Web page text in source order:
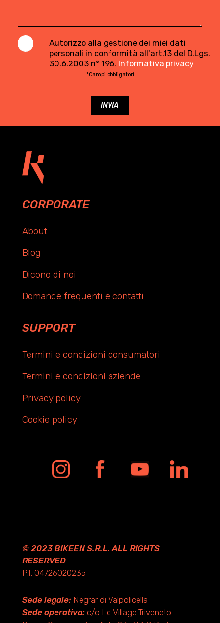
Autorizzo alla gestione dei miei dati
personali in conformità all'art.13 del D.Lgs.
30.6.2003 n° 196. Informativa privacy
*Campi obbligatori
CORPORATE
About
Blog
Dicono di noi
Domande frequenti e contatti
SUPPORT
Termini e condizioni consumatori
Termini e condizioni aziende
Privacy policy
Cookie policy
© 2023 BIKEEN S.R.L. ALL RIGHTS
RESERVED
P.I. 04726020235
Sede legale:Negrar di Valpolicella
Sede operativa:c/o Le Village Triveneto